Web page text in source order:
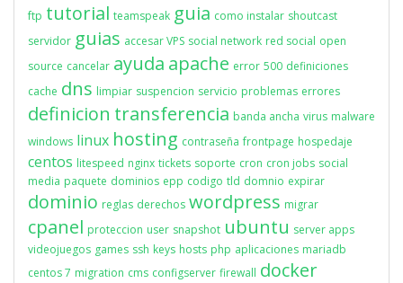
ftp tutorial teamspeak guia como instalar shoutcast
servidor guias accesar VPS social network red social open
source cancelar ayuda apache error 500 definiciones
cache dns limpiar suspencion servicio problemas errores
definicion transferencia banda ancha virus malware
windows linux hosting contraseña frontpage hospedaje
centos litespeed nginx tickets soporte cron cron jobs social
media paquete dominios epp codigo tld domnio expirar
dominio reglas derechos wordpress migrar
cpanel proteccion user snapshot ubuntu server apps
videojuegos games ssh keys hosts php aplicaciones mariadb
centos 7 migration cms configserver firewall docker